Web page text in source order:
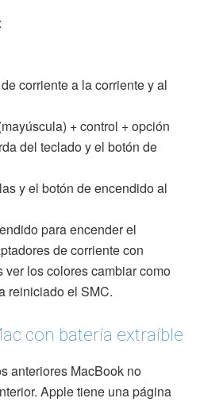
corriente a la corriente y al
+ control + opción
del teclado y el botón de
y el botón de encendido al
para encender el
de corriente con
los colores cambiar como
reiniciado el SMC.
con batería extraíble
anteriores MacBook no
Apple tiene una página